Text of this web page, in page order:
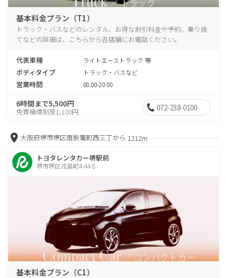
基本料金プラン（T1）
トラック・バスなどのレンタル、お得な割引料金や予約、乗り捨
てなどの詳細は、こちらから各店舗にお電話ください。
代表車種 ライトエーストラック 等
ボディタイプ トラック・バスなど
営業時間 08:00-20:00
6時間まで5,500円
免責補償制度1,100円 072-238-0100
大阪府堺市堺区南旅篭町西三丁から 1212m
トヨタレンタカー堺駅前
堺市堺区戎島町4-44-8
基本料金プラン（C1）